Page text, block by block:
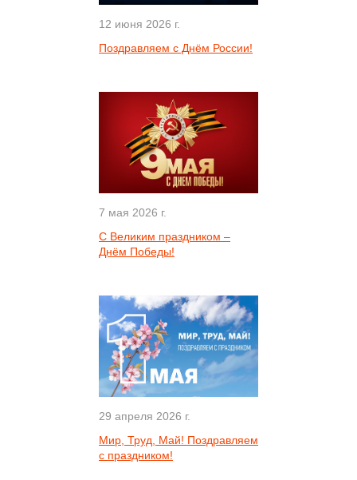
12 июня 2026 г.
Поздравляем с Днём России!
7 мая 2026 г.
С Великим праздником –
Днём Победы!
29 апреля 2026 г.
Мир, Труд, Май! Поздравляем
с праздником!